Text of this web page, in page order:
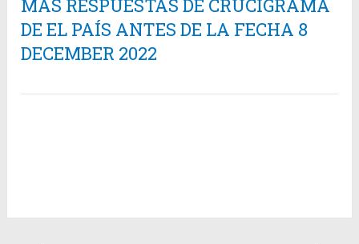
MÁS RESPUESTAS DE CRUCIGRAMA
DE EL PAÍS ANTES DE LA FECHA 8
DECEMBER 2022